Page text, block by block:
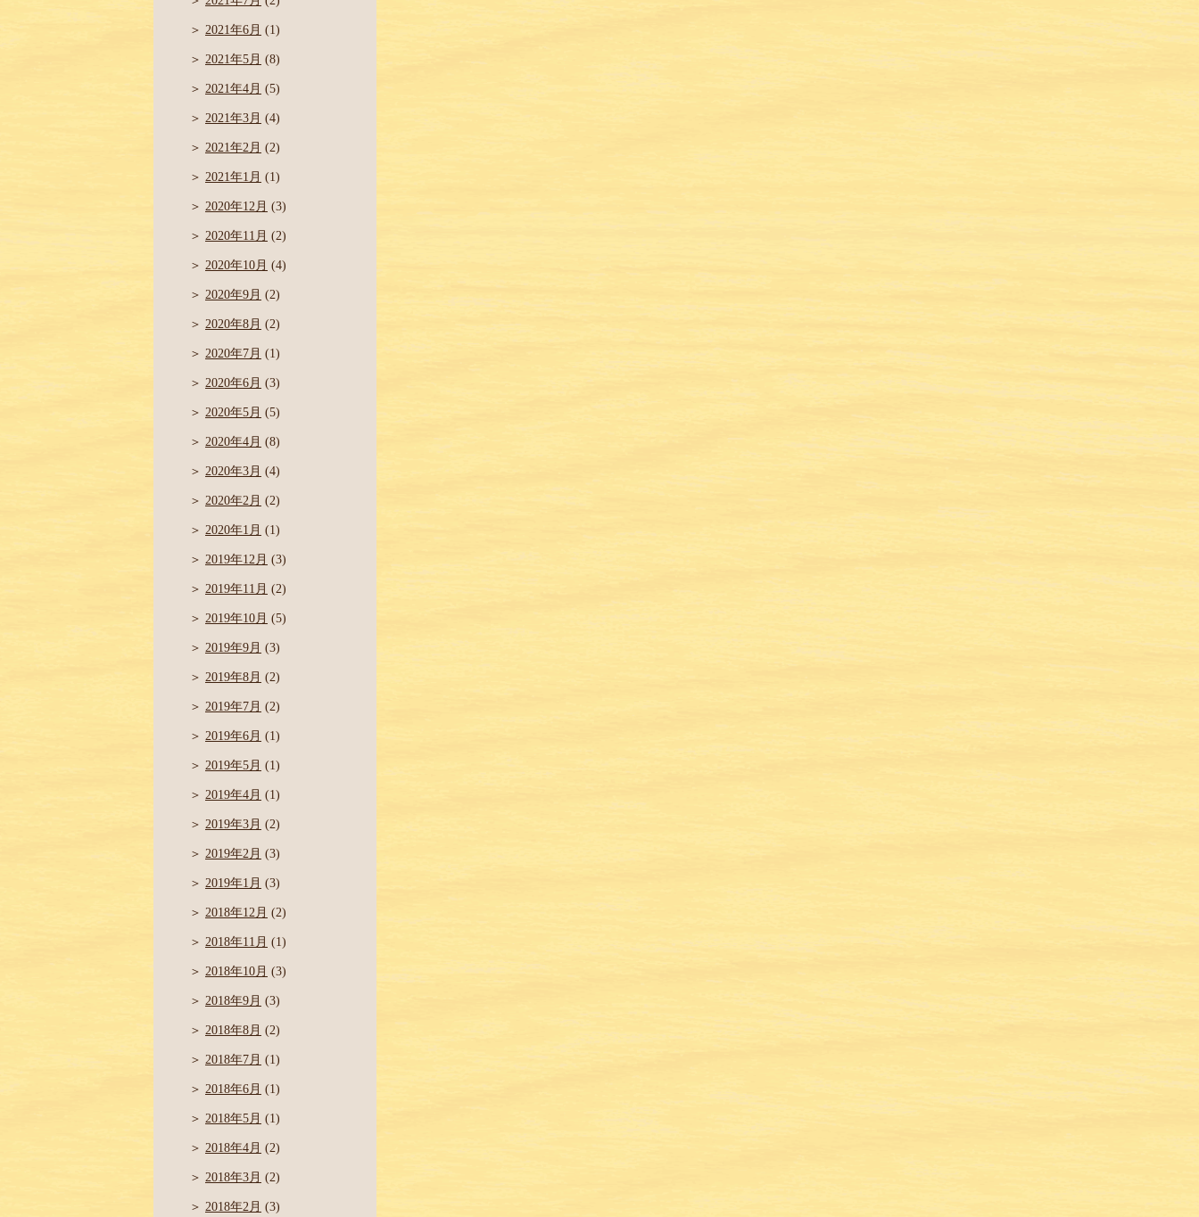
2021年6月 (1)
2021年5月 (8)
2021年4月 (5)
2021年3月 (4)
2021年2月 (2)
2021年1月 (1)
2020年12月 (3)
2020年11月 (2)
2020年10月 (4)
2020年9月 (2)
2020年8月 (2)
2020年7月 (1)
2020年6月 (3)
2020年5月 (5)
2020年4月 (8)
2020年3月 (4)
2020年2月 (2)
2020年1月 (1)
2019年12月 (3)
2019年11月 (2)
2019年10月 (5)
2019年9月 (3)
2019年8月 (2)
2019年7月 (2)
2019年6月 (1)
2019年5月 (1)
2019年4月 (1)
2019年3月 (2)
2019年2月 (3)
2019年1月 (3)
2018年12月 (2)
2018年11月 (1)
2018年10月 (3)
2018年9月 (3)
2018年8月 (2)
2018年7月 (1)
2018年6月 (1)
2018年5月 (1)
2018年4月 (2)
2018年3月 (2)
2018年2月 (3)